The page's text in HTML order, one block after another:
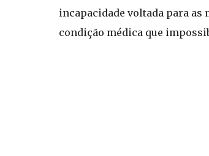
incapacidade voltada para as
condição médica que